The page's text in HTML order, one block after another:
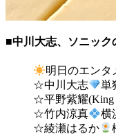
■中川大志、ソニック
明日のエンタ
☆中川大志
単
☆平野紫耀(King
☆竹内涼真
横
☆綾瀬はるか